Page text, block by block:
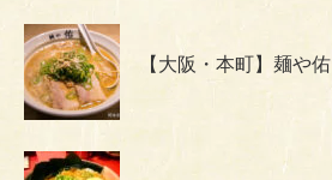
【大阪・本町】麺や佑